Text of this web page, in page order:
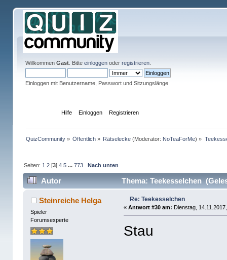
Willkommen Gast. Bitte einloggenoder registrieren.
Einloggen mit Benutzername, Passwort und Sitzungslänge
Hilfe Einloggen Registrieren
QuizCommunity» Öffentlich » Rätselecke (Moderator: NoTeaForMe) »
Seiten: 1 2[3] 4 5 ... 773 Nach unten
Autor Thema: Teekesselchen
Steinreiche Helga
Spieler
Forumsexperte
Re: Teekesselchen
«Antwort #30 am: Dienstag,
Stau